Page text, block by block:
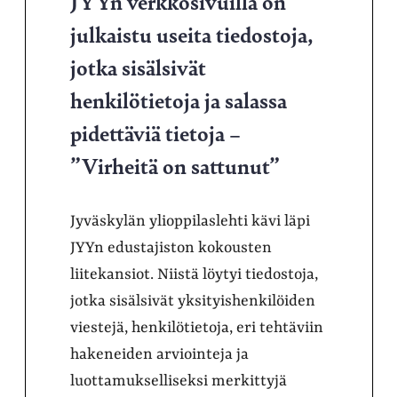
julkaistu useita tiedostoja,
jotka sisälsivät
henkilötietoja ja salassa
pidettäviä tietoja –
”Virheitä on sattunut”
Jyväskylän ylioppilaslehti kävi läpi
JYYn edustajiston kokousten
liitekansiot. Niistä löytyi tiedostoja,
jotka sisälsivät yksityishenkilöiden
viestejä, henkilötietoja, eri tehtäviin
hakeneiden arviointeja ja
luottamukselliseksi merkittyjä